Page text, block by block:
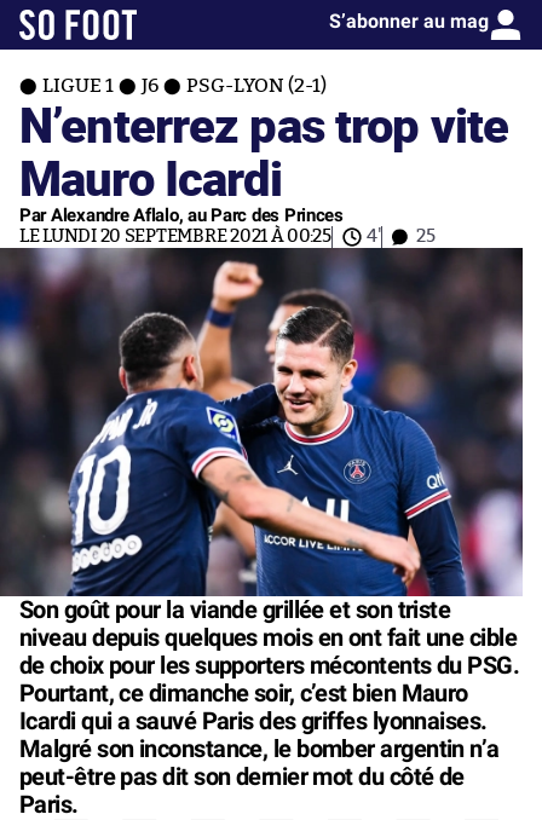
S’abonner au mag
LIGUE 1 J6 PSG-LYON (2-1)
N’enterrez pas trop vite
Mauro Icardi
Par Alexandre Aflalo, au Parc des Princes
LE LUNDI 20 SEPTEMBRE 2021 À 00:25 4' 25
Son goût pour la viande grillée et son triste
niveau depuis quelques mois en ont fait une cible
de choix pour les supporters mécontents du PSG.
Pourtant, ce dimanche soir, c’est bien Mauro
Icardi qui a sauvé Paris des griffes lyonnaises.
Malgré son inconstance, le bomber argentin n’a
peut-être pas dit son dernier mot du côté de
Paris.